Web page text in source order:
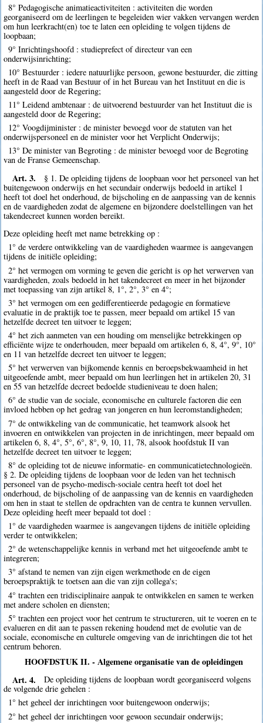
8° Pedagogische animatieactiviteiten : activiteiten die worden
georganiseerd om de leerlingen te begeleiden wier vakken vervangen werden
om hun leerkracht(en) toe te laten een opleiding te volgen tijdens de
loopbaan;
9° Inrichtingshoofd : studieprefect of directeur van een
onderwijsinrichting;
10° Bestuurder : iedere natuurlijke persoon, gewone bestuurder, die zitting
heeft in de Raad van Bestuur of in het Bureau van het Instituut en die is
aangesteld door de Regering;
11° Leidend ambtenaar : de uitvoerend bestuurder van het Instituut die is
aangesteld door de Regering;
12° Voogdijminister : de minister bevoegd voor de statuten van het
onderwijspersoneel en de minister voor het Verplicht Onderwijs;
13° De minister van Begroting : de minister bevoegd voor de Begroting
van de Franse Gemeenschap.
Art. 3.
§ 1. De opleiding tijdens de loopbaan voor het personeel van het
buitengewoon onderwijs en het secundair onderwijs bedoeld in artikel 1
heeft tot doel het onderhoud, de bijscholing en de aanpassing van de kennis
en de vaardigheden zodat de algemene en bijzondere doelstellingen van het
takendecreet kunnen worden bereikt.
Deze opleiding heeft met name betrekking op :
1° de verdere ontwikkeling van de vaardigheden waarmee is aangevangen
tijdens de initiële opleiding;
2° het vermogen om vorming te geven die gericht is op het verwerven van
vaardigheden, zoals bedoeld in het takendecreet en meer in het bijzonder
met toepassing van zijn artikel 8, 1°, 2°, 3° en 4°;
3° het vermogen om een gedifferentieerde pedagogie en formatieve
evaluatie in de praktijk toe te passen, meer bepaald om artikel 15 van
hetzelfde decreet ten uitvoer te leggen;
4° het zich aanmeten van een houding om menselijke betrekkingen op
efficiënte wijze te onderhouden, meer bepaald om artikelen 6, 8, 4°, 9°, 10°
en 11 van hetzelfde decreet ten uitvoer te leggen;
5° het verwerven van bijkomende kennis en beroepsbekwaamheid in het
uitgeoefende ambt, meer bepaald om hun leerlingen het in artikelen 20, 31
en 55 van hetzelfde decreet bedoelde studieniveau te doen halen;
6° de studie van de sociale, economische en culturele factoren die een
invloed hebben op het gedrag van jongeren en hun leeromstandigheden;
7° de ontwikkeling van de communicatie, het teamwork alsook het
invoeren en ontwikkelen van projecten in de inrichtingen, meer bepaald om
artikelen 6, 8, 4°, 5°, 6°, 8°, 9, 10, 11, 78, alsook hoofdstuk II van
hetzelfde decreet ten uitvoer te leggen;
8° de opleiding tot de nieuwe informatie- en communicatietechnologieën.
§ 2. De opleiding tijdens de loopbaan voor de leden van het technisch
personeel van de psycho-medisch-sociale centra heeft tot doel het
onderhoud, de bijscholing of de aanpassing van de kennis en vaardigheden
om hen in staat te stellen de opdrachten van de centra te kunnen vervullen.
Deze opleiding heeft meer bepaald tot doel :
1° de vaardigheden waarmee is aangevangen tijdens de initiële opleiding
verder te ontwikkelen;
2° de wetenschappelijke kennis in verband met het uitgeoefende ambt te
integreren;
3° afstand te nemen van zijn eigen werkmethode en de eigen
beroepspraktijk te toetsen aan die van zijn collega's;
4° trachten een tridisciplinaire aanpak te ontwikkelen en samen te werken
met andere scholen en diensten;
5° trachten een project voor het centrum te structureren, uit te voeren en te
evalueren en dit aan te passen rekening houdend met de evolutie van de
sociale, economische en culturele omgeving van de inrichtingen die tot het
centrum behoren.
HOOFDSTUK II. - Algemene organisatie van de opleidingen
Art. 4.
De opleiding tijdens de loopbaan wordt georganiseerd volgens
de volgende drie gehelen :
1° het geheel der inrichtingen voor buitengewoon onderwijs;
2° het geheel der inrichtingen voor gewoon secundair onderwijs;